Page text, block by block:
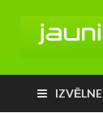
IZVĒLNE